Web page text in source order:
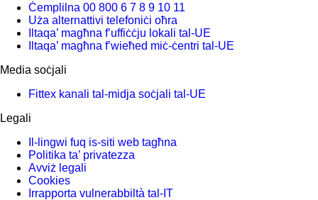
Ċemplilna 00 800 6 7 8 9 10 11
Uża alternattivi telefoniċi oħra
Iltaqa’ magħna f’uffiċċju lokali tal-UE
Iltaqa’ magħna f’wieħed miċ-ċentri tal-UE
Media soċjali
Fittex kanali tal-midja soċjali tal-UE
Legali
Il-lingwi fuq is-siti web tagħna
Politika ta’ privatezza
Avviż legali
Cookies
Irrapporta vulnerabbiltà tal-IT